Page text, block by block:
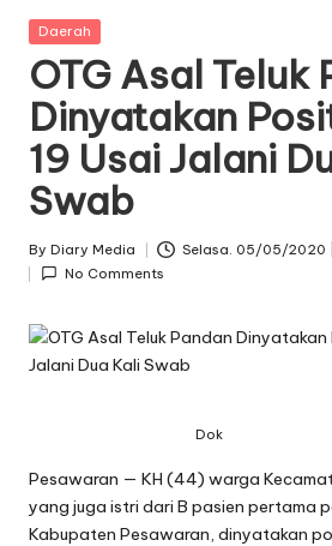
Posted
Daerah
OTG Asal Teluk
Dinyatakan
19 Usai Jalani
Swab
Posted
by
By Diary Media
Selasa. 05/05/2020
No Comments
Dok
Pesawaran — KH (44) warga
yang juga istri dari B pasien pertama
Kabupaten Pesawaran, dinyatakan